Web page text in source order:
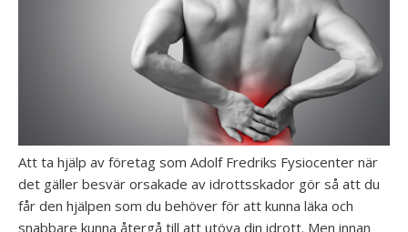
Att ta hjälp av företag som Adolf Fredriks Fysiocenter när
det gäller besvär orsakade av idrottsskador gör så att du
får den hjälpen som du behöver för att kunna läka och
snabbare kunna återgå till att utöva din idrott. Men innan